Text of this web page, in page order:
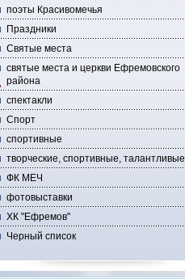
поэты Красивомечья
Праздники
Святые места
святые места и церкви Ефремовского
района
спектакли
Спорт
спортивные
творческие, спортивные, талантливые
ФК МЕЧ
фотовыставки
ХК "Ефремов"
Черный список